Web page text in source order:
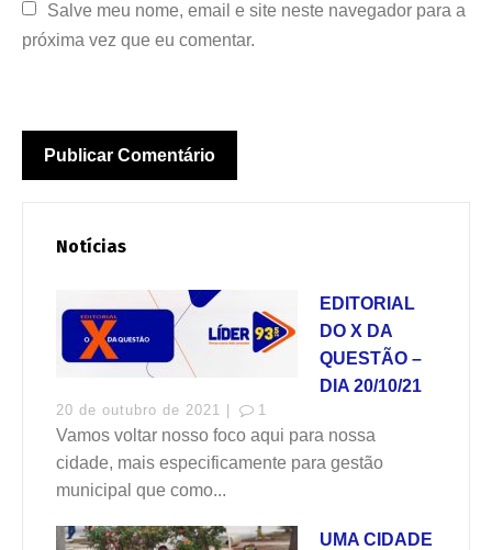
Salve meu nome, email e site neste navegador para a
próxima vez que eu comentar.
Notícias
EDITORIAL
DO X DA
QUESTÃO –
DIA 20/10/21
20 de outubro de 2021 | 1
Vamos voltar nosso foco aqui para nossa
cidade, mais especificamente para gestão
municipal que como...
UMA CIDADE